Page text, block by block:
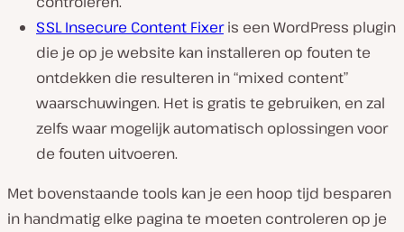
SSL Insecure Content Fixeris een WordPress plugin
die je op je website kan installeren op fouten te
ontdekken die resulteren in “mixed content”
waarschuwingen. Het is gratis te gebruiken, en zal
zelfs waar mogelijk automatisch oplossingen voor
de fouten uitvoeren.
Met bovenstaande tools kan je een hoop tijd besparen
in handmatig elke pagina te moeten controleren op je